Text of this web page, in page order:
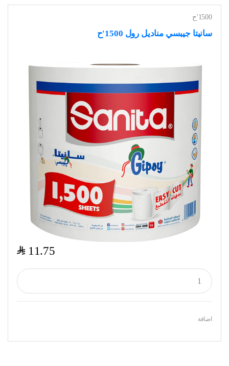
1500'ح
سانيتا جيبسي مناديل رول 1500'ح
11.75
$
اضافة